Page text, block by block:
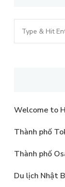
Looking
for
Welcome to
Thành phố
Thành phố
Du lịch Nhật